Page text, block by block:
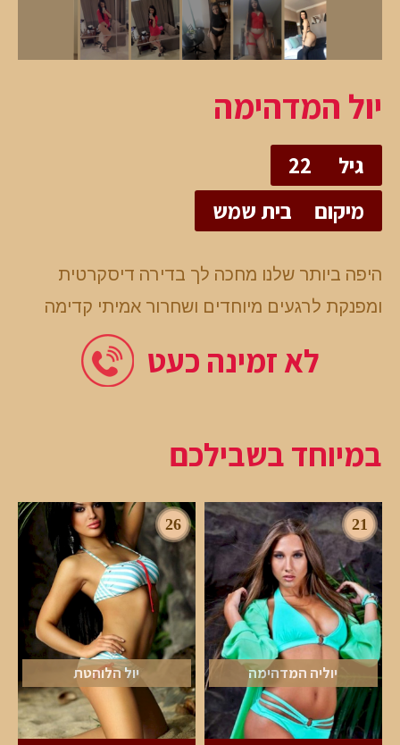
יול המדהימה
גיל
22
מיקום
בית שמש
היפה ביותר שלנו מחכה לך בדירה דיסקרטית
ומפנקת לרגעים מיוחדים ושחרור אמיתי קדימה
לא זמינה כעט
במיוחד בשבילכם
21
יוליה המדהימה
26
יול הלוהטת